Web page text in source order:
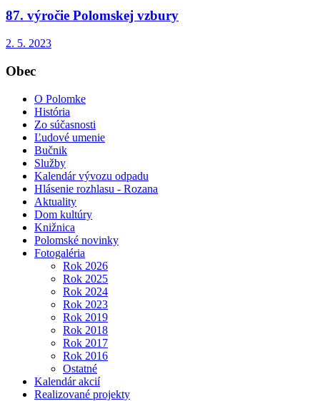
87. výročie Polomskej vzbury
2. 5. 2023
Obec
O Polomke
História
Zo súčasnosti
Ľudové umenie
Bučnik
Služby
Kalendár vývozu odpadu
Hlásenie rozhlasu - Rozana
Aktuality
Dom kultúry
Knižnica
Polomské novinky
Fotogaléria
Rok 2026
Rok 2025
Rok 2024
Rok 2023
Rok 2019
Rok 2018
Rok 2017
Rok 2016
Ostatné
Kalendár akcií
Realizované projekty